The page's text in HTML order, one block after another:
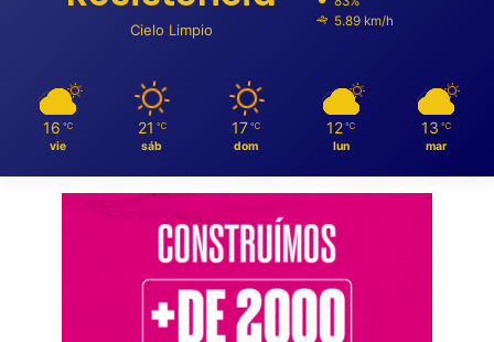
Cielo Limpio
5.89 km/h
16 ℃
vie
21 ℃
sáb
17 ℃
dom
12 ℃
lun
13 ℃
mar